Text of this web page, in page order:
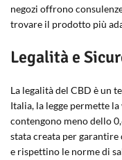
negozi offrono
trovare il prodotto più
Legalità e
La legalità del CBD è un
Italia, la legge permette
contengono meno dello
stata creata per
e rispettino le norme di